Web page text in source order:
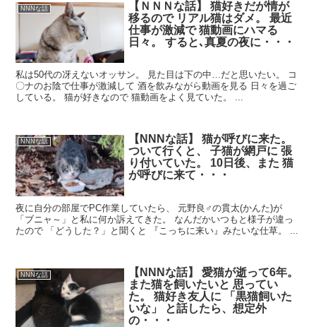
NNNな話
【ＮＮＮな話】 猫好きだが情が
移るので リアル猫はダメ。 最近
仕事が激減で 猫動画にハマる
日々。 すると､真夏の夜に・・・
私は50代の冴えないオッサン。 見た目は下の中…だと思いたい。 コ
〇ナのお陰で仕事が激減して 酒を飲みながら動画を見る 日々を過ご
している。 猫が好きなので 猫動画をよく見ていた。 ...
NNNな話
【NNNな話】 猫が呼びに来た。
ついて行くと、 子猫が網戸に 張
り付いていた。 10日後、また 猫
が呼びに来て・・・
夜に自分の部屋でPC作業していたら、 元野良♂の貫太(かんた)が
「ブニャ～」と私に何か訴えてきた。 なんだかいつもと様子が違っ
たので 「どうした？」と聞くと 『こっちに来い』みたいな仕草。 ...
NNNな話
【NNNな話】 愛猫が逝って6年。
また猫を飼いたいと 思ってい
た。 猫好き友人に 「黒猫飼いた
いな」 と話したら、想定外
の・・・